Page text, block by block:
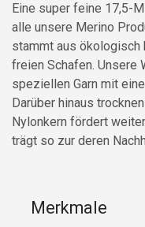
Eine super feine 17,5-
alle unsere Merino
stammt aus ökologisch
freien Schafen. Unsere
speziellen Garn mit
Darüber hinaus
Nylonkern fördert
trägt so zur deren
Merkmale